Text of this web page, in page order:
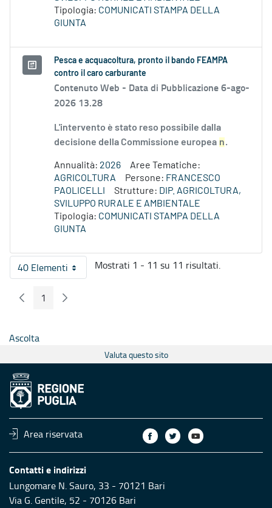
Tipologia: COMUNICATI STAMPA DELLA
GIUNTA
Pesca e acquacoltura, pronto il bando FEAMPA
contro il caro carburante
Contenuto Web - Data di Pubblicazione 6-ago-
2026 13.28
L'intervento è stato reso possibile dalla
decisione della Commissione europea n.
Annualità: 2026
Aree Tematiche:
AGRICOLTURA
Persone: FRANCESCO
PAOLICELLI
Strutture: DIP. AGRICOLTURA,
SVILUPPO RURALE E AMBIENTALE
Tipologia: COMUNICATI STAMPA DELLA
GIUNTA
40 ElementiPer pagina
Mostrati 1 - 11 su 11 risultati.
Pagina Precedente
Pagina
1 Pagina Seguente
Ascolta
Valuta questo sito
Area riservata
Contatti e indirizzi
Lungomare N. Sauro, 33 - 70121 Bari
Via G. Gentile, 52 - 70126 Bari